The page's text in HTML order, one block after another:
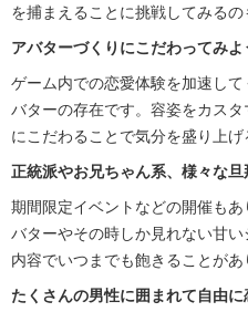
を捕まえることに挑戦してみるの
アバターづくりにこだわってみよ
ゲーム内での恋愛体験を加速し
バターの存在です。容姿をカス
にこだわることで気分を盛り上げ
正統派やお兄ちゃん系、様々な旦
期間限定イベントなどの開催も
バターやその時しか見れない甘
内容でいつまでも飽きることがあ
たくさんの男性に囲まれて自由